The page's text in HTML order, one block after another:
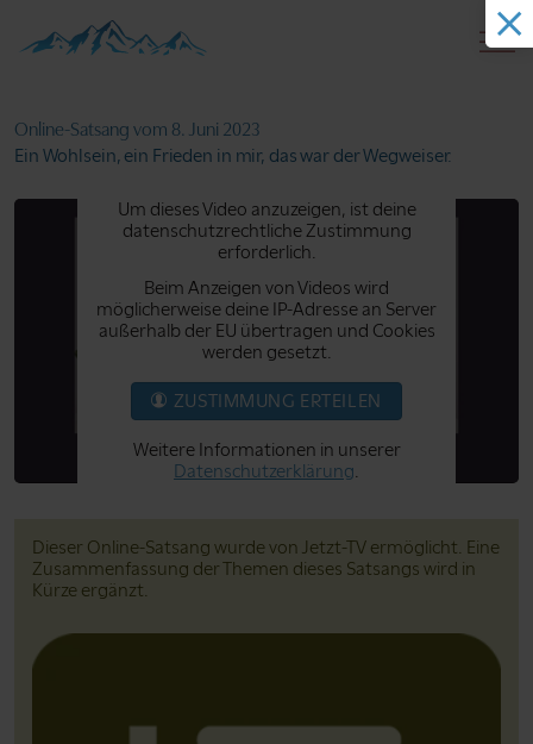
Online-Satsang vom 8. Juni 2023
Ein Wohlsein, ein Frieden in mir, das war der Wegweiser.
Um dieses Video anzuzeigen, ist deine
datenschutzrechtliche Zustimmung
erforderlich.
Beim Anzeigen von Videos wird
möglicherweise deine IP-Adresse an Server
außerhalb der EU übertragen und Cookies
werden gesetzt.
ZUSTIMMUNG ERTEILEN
Weitere Informationen in unserer
Datenschutzerklärung.
Dieser Online-Satsang wurde von Jetzt-TV ermöglicht. Eine
Zusammenfassung der Themen dieses Satsangs wird in
Kürze ergänzt.